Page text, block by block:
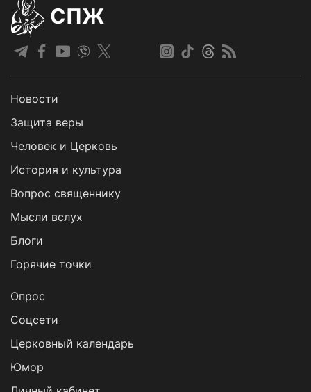
СПЖ
Новости
Защита веры
Человек и Церковь
История и культура
Вопрос священнику
Мысли вслух
Блоги
Горячие точки
Опрос
Cоцсети
Церковный календарь
Юмор